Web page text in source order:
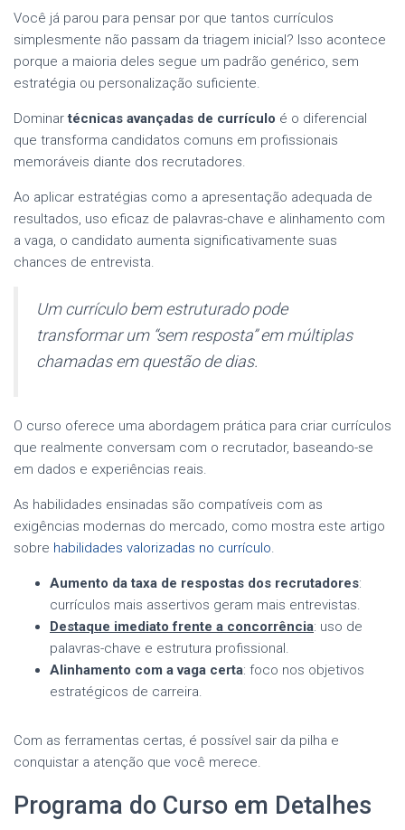
Você já parou para pensar por que tantos currículos
simplesmente não passam da triagem inicial? Isso acontece
porque a maioria deles segue um padrão genérico, sem
estratégia ou personalização suficiente.
Dominartécnicas avançadas de currículo é o diferencial
que transforma candidatos comuns em profissionais
memoráveis diante dos recrutadores.
Ao aplicar estratégias como a apresentação adequada de
resultados, uso eficaz de palavras-chave e alinhamento com
a vaga, o candidato aumenta significativamente suas
chances de entrevista.
Um currículo bem estruturado pode
transformar um “sem resposta” em múltiplas
chamadas em questão de dias.
O curso oferece uma abordagem prática para criar currículos
que realmente conversam com o recrutador, baseando-se
em dados e experiências reais.
As habilidades ensinadas são compatíveis com as
exigências modernas do mercado, como mostra este artigo
sobre habilidades valorizadas no currículo.
Aumento da taxa de respostas dos recrutadores:
currículos mais assertivos geram mais entrevistas.
Destaque imediato frente a concorrência: uso de
palavras-chave e estrutura profissional.
Alinhamento com a vaga certa: foco nos objetivos
estratégicos de carreira.
Com as ferramentas certas, é possível sair da pilha e
conquistar a atenção que você merece.
Programa do Curso em Detalhes